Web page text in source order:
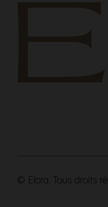
© Elora. Tous droits